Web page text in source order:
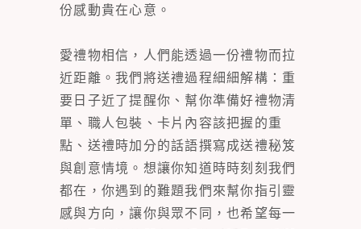
份感動貴在心意。
愛禮物相信，人們能透過一份禮物而拉
近距離。我們將送禮過程細細解構：重
要日子近了提醒你、幫你準備好禮物清
單、職人包裝、卡片內容該把握的重
點、送禮時加分的話語撰寫成送禮秘笈
與創意情境。想讓你知道時時刻刻我們
都在，你遇到的難題我們來幫你指引靈
感與方向，讓你與眾不同，也希望每一